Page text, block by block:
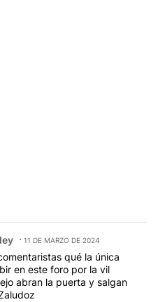
11 DE MARZO DE 2024
qué la única
en este foro por la vil
abran la puerta y salgan